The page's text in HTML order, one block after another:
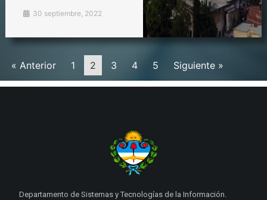
30 septiembre, 2022
« Anterior 1 2 3 4 5 Siguiente »
Departamento de Sistemas y Tecnologías de la Información.